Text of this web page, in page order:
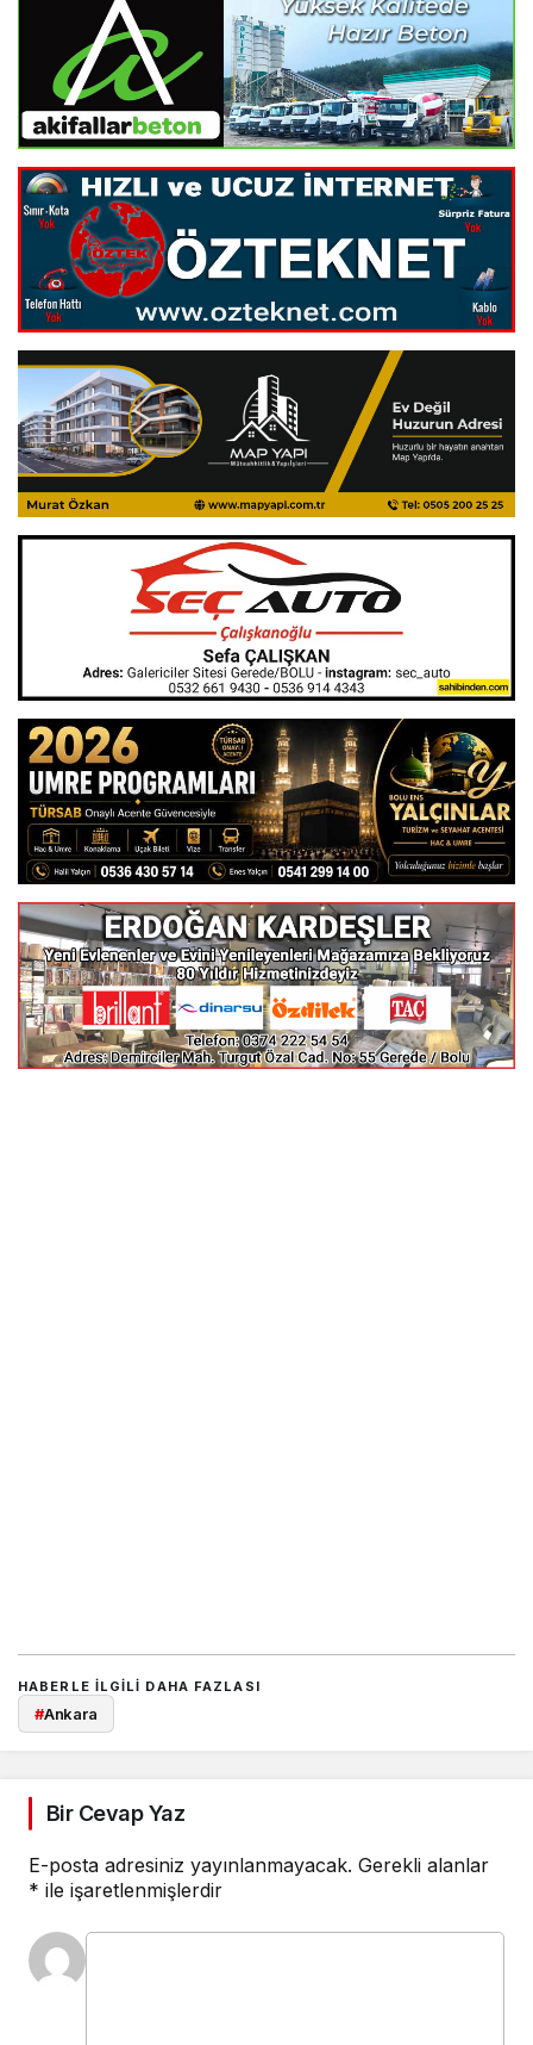
HABERLE ILGILI DAHA FAZLASI
#Ankara
Bir Cevap Yaz
E-posta adresiniz yayınlanmayacak. Gerekli alanlar
* ile işaretlenmişlerdir